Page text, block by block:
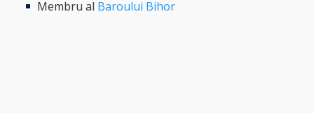
Membru al Baroului Bihor